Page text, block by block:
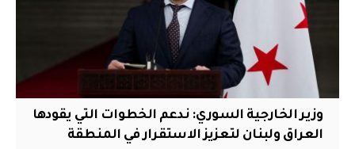
وزير الخارجية السوري: ندعم الخطوات التي يقودها
العراق ولبنان لتعزيز الاستقرار في المنطقة